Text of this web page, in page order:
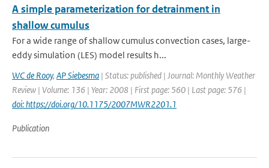
A simple parameterization for detrainment in
shallow cumulus
For a wide range of shallow cumulus convection cases, large-
eddy simulation (LES) model results h...
WC de Rooy, AP Siebesma | Status: published | Journal: Monthly Weather
Review | Volume: 136 | Year: 2008 | First page: 560 | Last page: 576 |
doi: https://doi.org/10.1175/2007MWR2201.1
Publication